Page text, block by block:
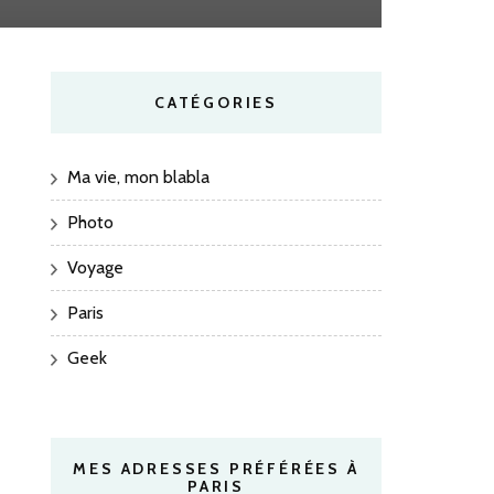
CATÉGORIES
Ma vie, mon blabla
Photo
Voyage
Paris
Geek
MES ADRESSES PRÉFÉRÉES À
PARIS